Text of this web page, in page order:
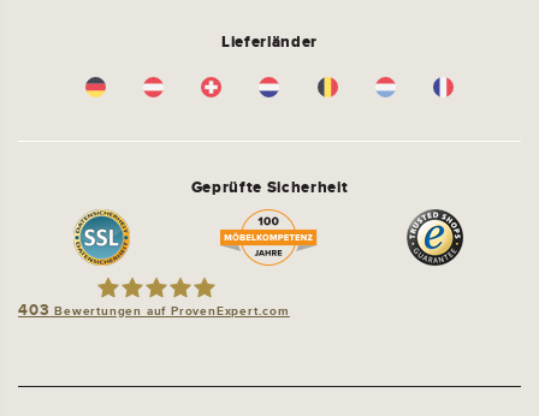
Lieferländer
Geprüfte Sicherheit
403 Bewertungen auf ProvenExpert.com